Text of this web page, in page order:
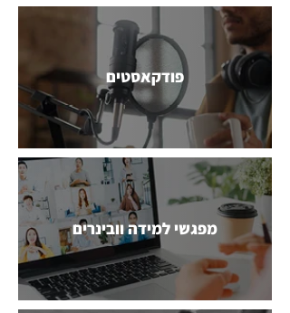
פודקאסטים
מפגשי למידה וובינרים